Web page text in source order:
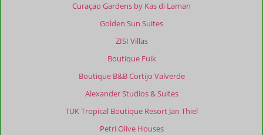
Curaçao Gardens by Kas di Laman
Golden Sun Suites
ZISI Villas
Boutique Fuik
Boutique B&B Cortijo Valverde
Alexander Studios & Suites
TUK Tropical Boutique Resort Jan Thiel
Petri Olive Houses